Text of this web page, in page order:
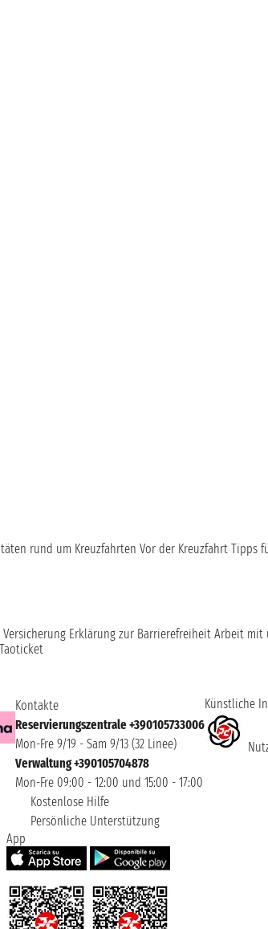
rund um Kreuzfahrten Vor der Kreuzfahrt Tipps
Versicherung Erklärung zur Barrierefreiheit Arbeit mit
Kontakte
Reservierungszentrale +390105733006
Mon-Fre 9/19 - Sam 9/13 (32 Linee)
Verwaltung +390105704878
Mon-Fre 09:00 - 12:00 und 15:00 - 17:00
Kostenlose Hilfe
Persönliche Unterstützung
Künstliche
App